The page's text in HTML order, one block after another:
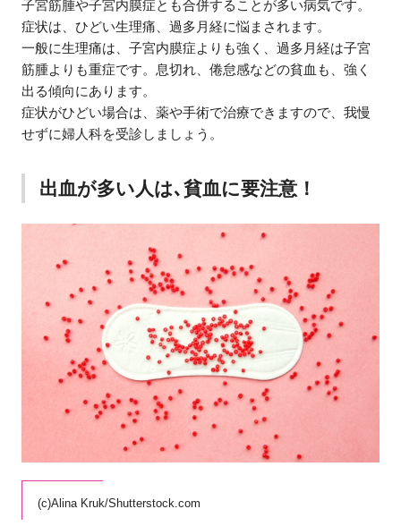
子宮筋腫や子宮内膜症とも合併することが多い病気です。
症状は、ひどい生理痛、過多月経に悩まされます。
一般に生理痛は、子宮内膜症よりも強く、過多月経は子宮
筋腫よりも重症です。息切れ、倦怠感などの貧血も、強く
出る傾向にあります。
症状がひどい場合は、薬や手術で治療できますので、我慢
せずに婦人科を受診しましょう。
出血が多い人は､貧血に要注意！
(c)Alina Kruk/Shutterstock.com